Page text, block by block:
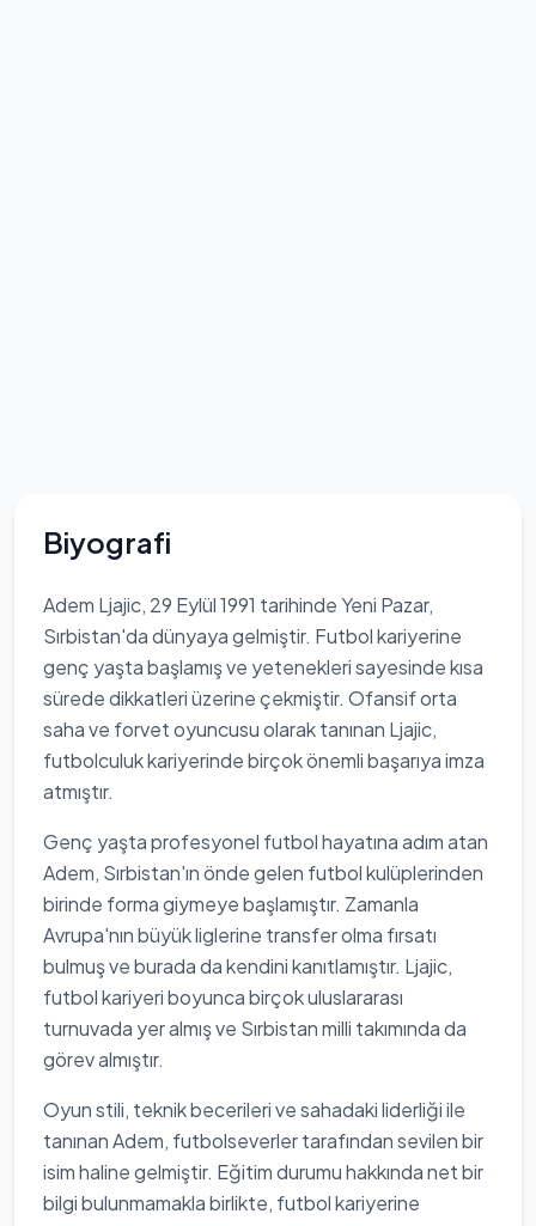
Biyografi
Adem Ljajic, 29 Eylül 1991 tarihinde Yeni Pazar,
Sırbistan'da dünyaya gelmiştir. Futbol kariyerine
genç yaşta başlamış ve yetenekleri sayesinde kısa
sürede dikkatleri üzerine çekmiştir. Ofansif orta
saha ve forvet oyuncusu olarak tanınan Ljajic,
futbolculuk kariyerinde birçok önemli başarıya imza
atmıştır.
Genç yaşta profesyonel futbol hayatına adım atan
Adem, Sırbistan'ın önde gelen futbol kulüplerinden
birinde forma giymeye başlamıştır. Zamanla
Avrupa'nın büyük liglerine transfer olma fırsatı
bulmuş ve burada da kendini kanıtlamıştır. Ljajic,
futbol kariyeri boyunca birçok uluslararası
turnuvada yer almış ve Sırbistan milli takımında da
görev almıştır.
Oyun stili, teknik becerileri ve sahadaki liderliği ile
tanınan Adem, futbolseverler tarafından sevilen bir
isim haline gelmiştir. Eğitim durumu hakkında net bir
bilgi bulunmamakla birlikte, futbol kariyerine